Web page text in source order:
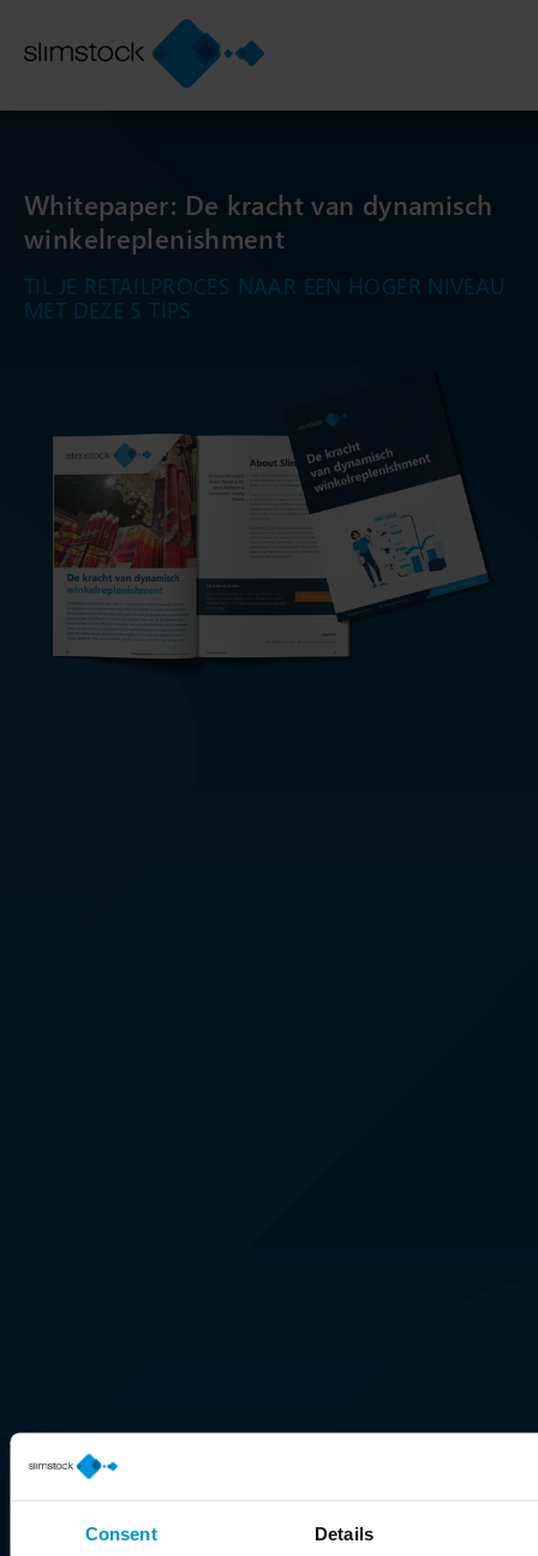
Consent Details
Whitepaper: De kracht van dynamisch
winkelreplenishment
TIL JE RETAILPROCES NAAR EEN HOGER NIVEAU
MET DEZE 5 TIPS